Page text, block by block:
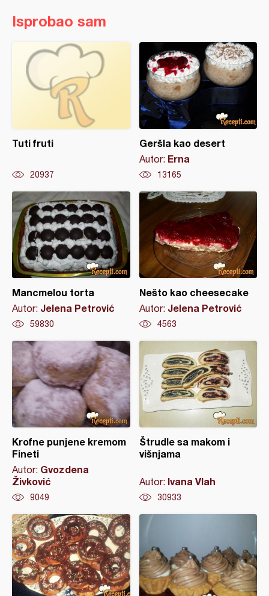
Isprobao sam
Tuti fruti
20937
Geršla kao desert
Autor: Erna
13165
Mancmelou torta
Autor: Jelena Petrović
59830
Nešto kao cheesecake
Autor: Jelena Petrović
4563
Krofne punjene kremom
Fineti
Autor: Gvozdena
Živković
9049
Štrudle sa makom i
višnjama
Autor: Ivana Vlah
30933